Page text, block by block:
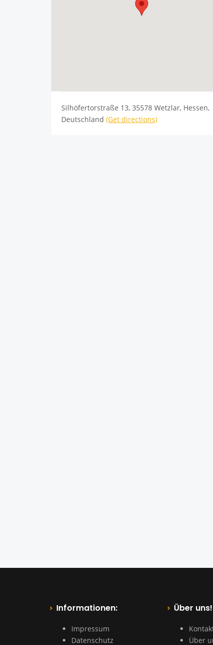
Silhöfertorstraße 13, 35578 Wetzlar, Hessen,
Deutschland (Get directions)
Informationen:
Impressum
Datenschutz
Über uns!
Über